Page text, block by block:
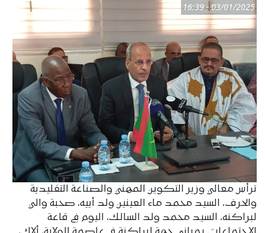
03/01/2025 - 16:39
ترأس معالي وزير التكوين المهني والصناعة التقليدية
والحرف، السيد محمد ماء العينين ولد أييه، صحبة والي
لبراكنه، السيد محمد ولد السالك، اليوم في قاعة